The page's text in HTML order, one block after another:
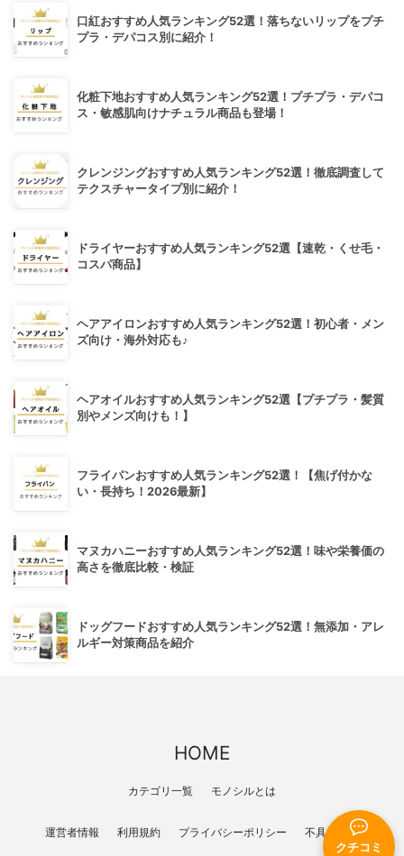
クチコミ
口紅おすすめ人気ランキング52選！落ちないリップをプチ
プラ・デパコス別に紹介！
化粧下地おすすめ人気ランキング52選！プチプラ・デパコ
ス・敏感肌向けナチュラル商品も登場！
クレンジングおすすめ人気ランキング52選！徹底調査して
テクスチャータイプ別に紹介！
ドライヤーおすすめ人気ランキング52選【速乾・くせ毛・
コスパ商品】
ヘアアイロンおすすめ人気ランキング52選！初心者・メン
ズ向け・海外対応も♪
ヘアオイルおすすめ人気ランキング52選【プチプラ・髪質
別やメンズ向けも！】
フライパンおすすめ人気ランキング52選！【焦げ付かな
い・長持ち！2026最新】
マヌカハニーおすすめ人気ランキング52選！味や栄養価の
高さを徹底比較・検証
ドッグフードおすすめ人気ランキング52選！無添加・アレ
ルギー対策商品を紹介
HOME
カテゴリ一覧 モノシルとは
運営者情報 利用規約 プライバシーポリシー 不具合報告